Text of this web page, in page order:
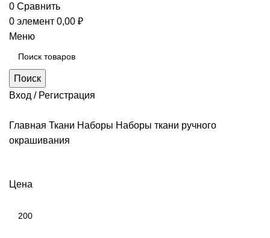
0 Сравнить
0 элемент 0,00 ₽
Меню
Поиск
Вход / Регистрация
Главная Ткани Наборы Наборы ткани ручного
окрашивания
Цена